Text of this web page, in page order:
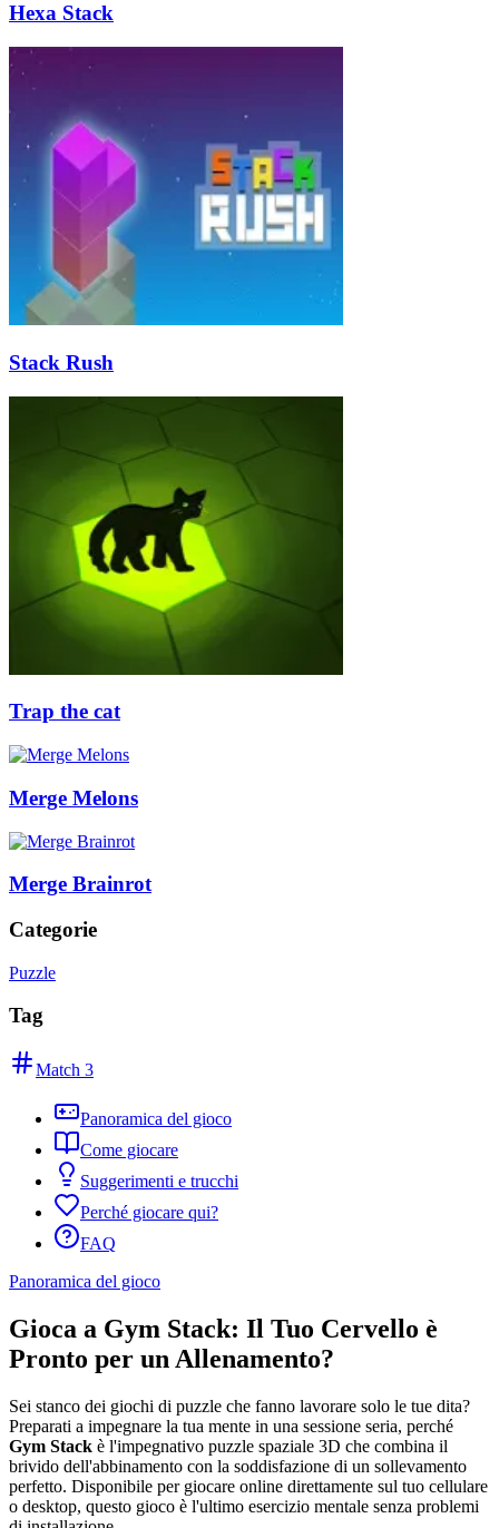
Hexa Stack
Stack Rush
Trap the cat
Merge Melons
Merge Brainrot
Categorie
Puzzle
Tag
Match 3
Panoramica del gioco
Come giocare
Suggerimenti e trucchi
Perché giocare qui?
FAQ
Panoramica del gioco
Gioca a Gym Stack: Il Tuo Cervello è
Pronto per un Allenamento?
Sei stanco dei giochi di puzzle che fanno lavorare solo le tue dita?
Preparati a impegnare la tua mente in una sessione seria, perché
Gym Stack è l'impegnativo puzzle spaziale 3D che combina il
brivido dell'abbinamento con la soddisfazione di un sollevamento
perfetto. Disponibile per giocare online direttamente sul tuo cellulare
o desktop, questo gioco è l'ultimo esercizio mentale senza problemi